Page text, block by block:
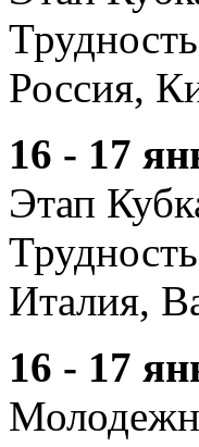
Россия,
16 - 17
Этап
Италия,
16 - 17